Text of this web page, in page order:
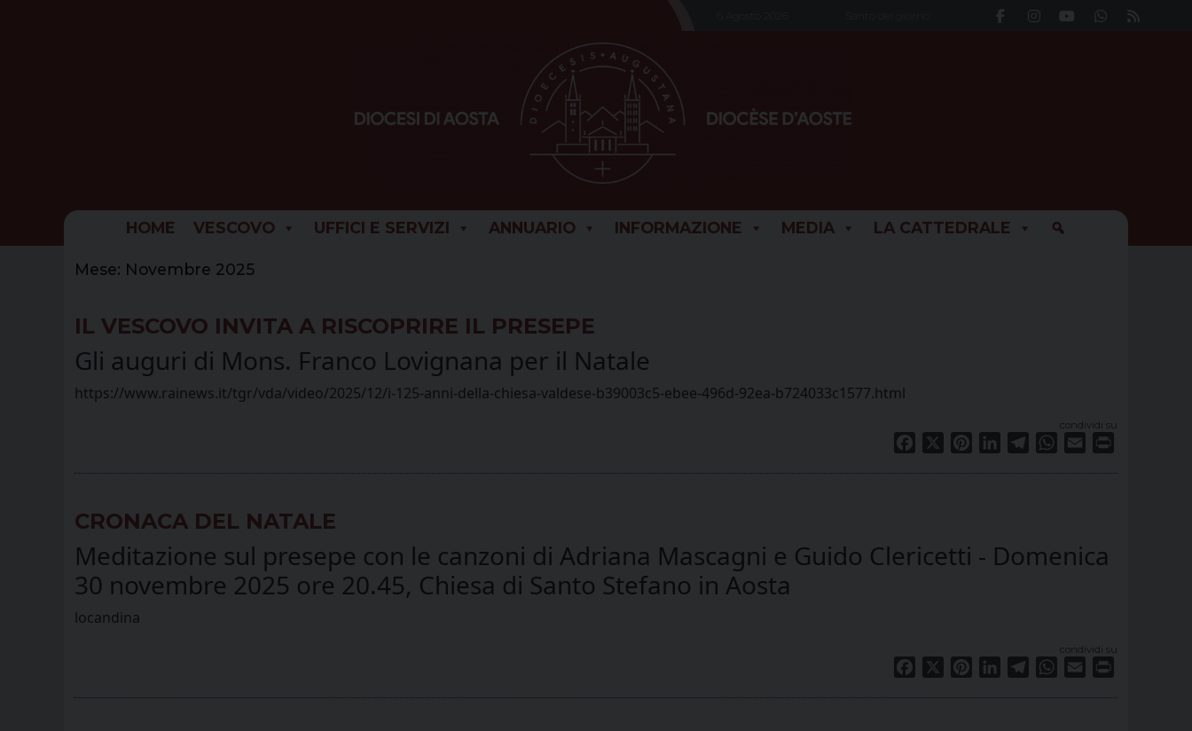
HOME VESCOVO UFFICI E SERVIZI ANNUARIO INFORMAZIONE MEDIA LA CATTEDRALE
Mese: Novembre 2025
IL VESCOVO INVITA A RISCOPRIRE IL PRESEPE
Gli auguri di Mons. Franco Lovignana per il Natale
https://www.rainews.it/tgr/vda/video/2025/12/i-125-anni-della-chiesa-valdese-b39003c5-ebee-496d-92ea-b724033c1577.html
condividi su
Facebook PinterestLinkedInTelegramWhatsApp
Email
CRONACA DEL NATALE
Meditazione sul presepe con le canzoni di Adriana Mascagni e Guido Clericetti - Domenica
30 novembre 2025 ore 20.45, Chiesa di Santo Stefano in Aosta
locandina
condividi su
Facebook PinterestLinkedInTelegramWhatsApp
Email